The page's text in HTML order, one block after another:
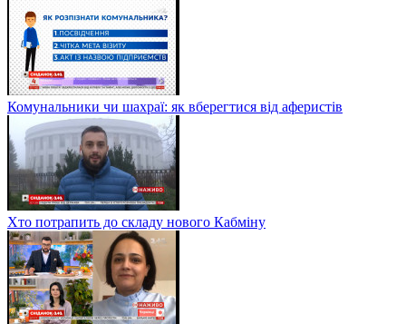
Комунальники чи шахраї: як вберегтися від аферистів
Хто потрапить до складу нового Кабміну